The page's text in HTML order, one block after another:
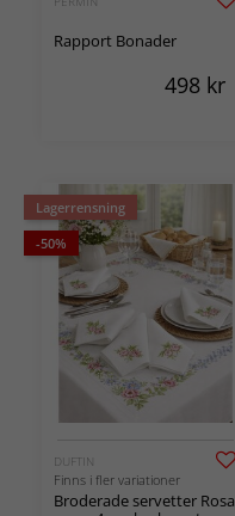
Rapport Bonader
498 kr
Lagerrensning
-50%
DUFTIN
Finns i fler variationer
Broderade servetter Rosa